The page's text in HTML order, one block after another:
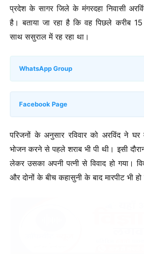
प्रदेश के सागर जिले के मंगरदहा निवासी
है। बताया जा रहा है कि वह पिछले करीब 15
साथ ससुराल में रह रहा था।
WhatsApp Group
Facebook Page
परिजनों के अनुसार रविवार को अरविंद ने
भोजन करने से पहले शराब भी पी थी। इसी
लेकर उसका अपनी पत्नी से विवाद हो गया।
और दोनों के बीच कहासुनी के बाद मारपीट भी हो